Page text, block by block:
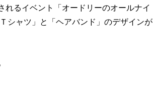
るイベント「オードリーのオールナイ
シャツ」と「ヘアバンド」のデザインが